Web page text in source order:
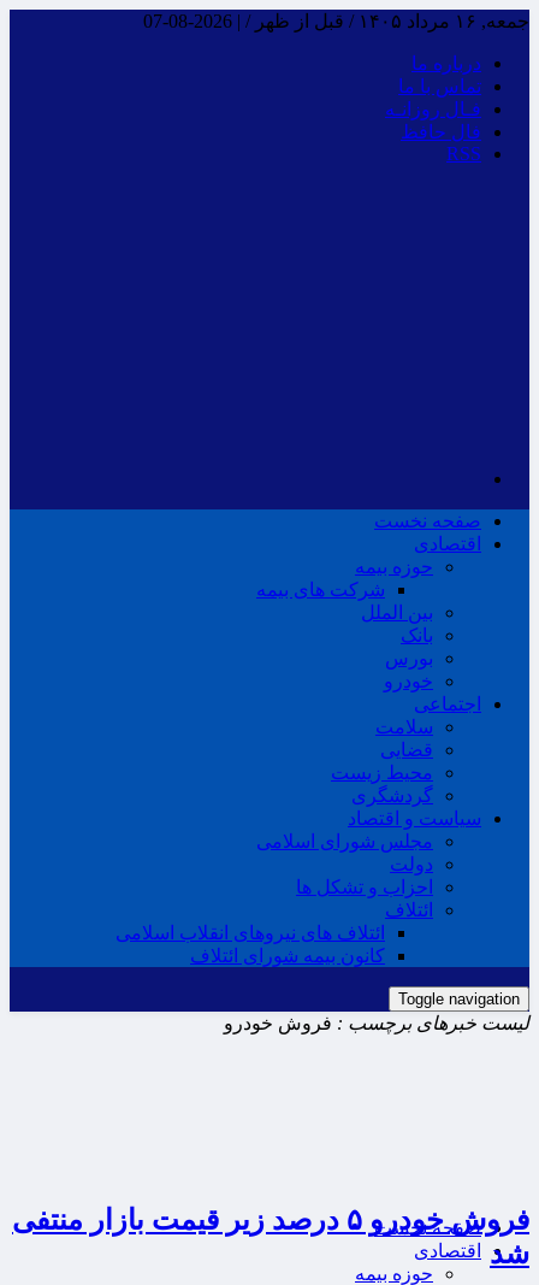
جمعه, ۱۶ مرداد ۱۴۰۵ / قبل از ظهر / |
2026-08-07
درباره ما
تماس با ما
فـال روزانـه
فال حافظ
RSS
صفحه نخست
اقتصادی
حوزه بیمه
شرکت های بیمه
بین الملل
بانک
بورس
خودرو
اجتماعی
سلامت
قضایی
محیط زیست
گردشگری
سیاست و اقتصاد
مجلس شورای اسلامی
دولت
احزاب و تشکل ها
ائتلاف
ائتلاف های نیروهای انقلاب اسلامی
کانون بیمه شورای ائتلاف
Toggle navigation
صفحه نخست
اقتصادی
حوزه بیمه
لیست خبرهای برچسب : فروش خودرو
فروش خودرو ۵ درصد زیر قیمت بازار منتفی
شد